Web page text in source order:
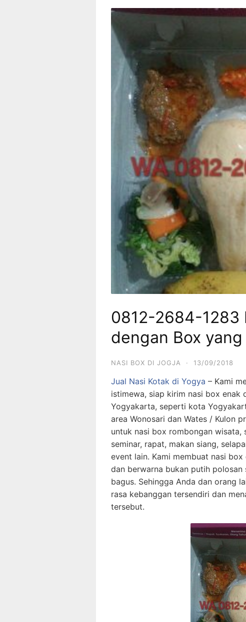
0812-2684-1283
dengan Box yang
NASI BOX DI JOGJA · 13/09/2018
Jual Nasi Kotak di Yogya – Kami
istimewa, siap kirim nasi box enak
Yogyakarta, seperti kota
area Wonosari dan Wates / Kulon
untuk nasi box rombongan wisata,
seminar, rapat, makan siang,
event lain. Kami membuat nasi
dan berwarna bukan putih
bagus. Sehingga Anda dan orang
rasa kebanggan tersendiri dan
tersebut.